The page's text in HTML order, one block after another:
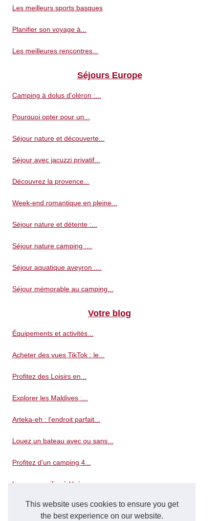
This website uses cookies to ensure you get
the best experience on our website.
Les meilleurs sports basques
Planifier son voyage à...
Les meilleures rencontres...
Séjours Europe
Camping à dolus d'oléron :...
Pourquoi opter pour un...
Séjour nature et découverte...
Séjour avec jacuzzi privatif...
Découvrez la provence...
Week-end romantique en pleine...
Séjour nature et détente :...
Séjour nature camping :...
Séjour aquatique aveyron :...
Séjour mémorable au camping...
Votre blog
Équipements et activités...
Acheter des vues TikTok : le...
Profitez des Loisirs en...
Explorer les Maldives :...
Arteka-eh : l'endroit parfait...
Louez un bateau avec ou sans...
Profitez d'un camping 4...
Louez un voilier à Hyères...
Les avantages de choisir un...